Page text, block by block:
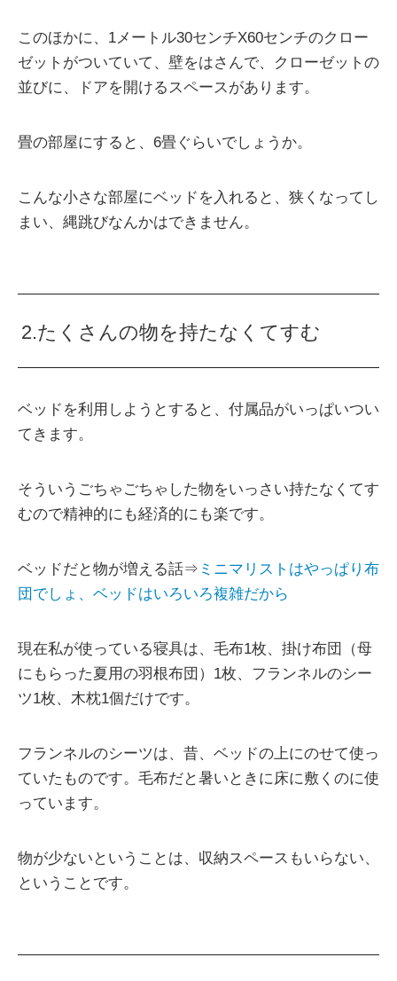
このほかに、1メートル30センチX60センチのクロー
ゼットがついていて、壁をはさんで、クローゼットの
並びに、ドアを開けるスペースがあります。
畳の部屋にすると、6畳ぐらいでしょうか。
こんな小さな部屋にベッドを入れると、狭くなってし
まい、縄跳びなんかはできません。
2.たくさんの物を持たなくてすむ
ベッドを利用しようとすると、付属品がいっぱいつい
てきます。
そういうごちゃごちゃした物をいっさい持たなくてす
むので精神的にも経済的にも楽です。
ベッドだと物が増える話⇒ ミニマリストはやっぱり布
団でしょ、ベッドはいろいろ複雑だから
現在私が使っている寝具は、毛布1枚、掛け布団（母
にもらった夏用の羽根布団）1枚、フランネルのシー
ツ1枚、木枕1個だけです。
フランネルのシーツは、昔、ベッドの上にのせて使っ
ていたものです。毛布だと暑いときに床に敷くのに使
っています。
物が少ないということは、収納スペースもいらない、
ということです。